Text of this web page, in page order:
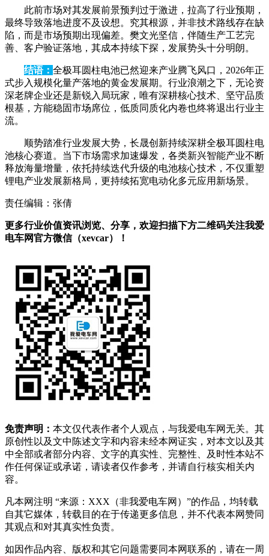
此前市场对其发展前景预判过于激进，拉高了行业预期，
最终导致落地进度不及设想。究其根源，并非技术路线存在缺
陷，而是市场预期出现偏差。樊文光坚信，伴随生产工艺完
善、客户验证落地，其成本持续下探，发展势头十分明朗。
结语： 全极耳圆柱电池已然迎来产业腾飞风口，2026年正
式步入规模化量产落地的黄金发展期。行业浪潮之下，无论资
深老牌企业还是新锐入局玩家，唯有深耕核心技术、坚守品质
根基，方能稳固市场席位，低质同质化内卷也终将退出行业主
流。
顺势踏准行业发展大势，长晟创新持续深耕全极耳圆柱电
池核心赛道。当下市场需求加速爆发，各类新兴智能产业不断
释放海量增量，依托持续迭代升级的电池核心技术，不仅重塑
锂电产业发展新格局，更持续拓宽电动化多元应用新场景。
责任编辑：张倩
更多行业价值资讯浏览、分享，欢迎扫描下方二维码关注我爱
电车网官方微信（xevcar）！
免责声明： 本文仅代表作者个人观点，与我爱电车网无关。其
原创性以及文中陈述文字和内容未经本网证实，对本文以及其
中全部或者部分内容、文字的真实性、完整性、及时性本站不
作任何保证或承诺，请读者仅作参考，并请自行核实相关内
容。
凡本网注明 “来源：XXX（非我爱电车网）”的作品，均转载
自其它媒体，转载目的在于传递更多信息，并不代表本网赞同
其观点和对其真实性负责。
如因作品内容、版权和其它问题需要同本网联系的，请在一周